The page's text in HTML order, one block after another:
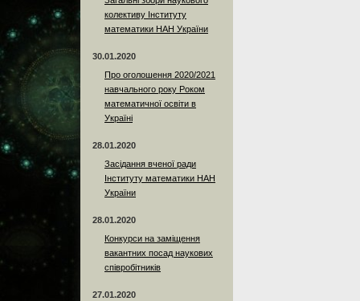
колективу Інституту
математики НАН України
30.01.2020
Про оголошення 2020/2021
навчального року Роком
математичної освіти в
Україні
28.01.2020
Засідання вченої ради
Інституту математики НАН
України
28.01.2020
Конкурси на заміщення
вакантних посад наукових
співробітників
27.01.2020